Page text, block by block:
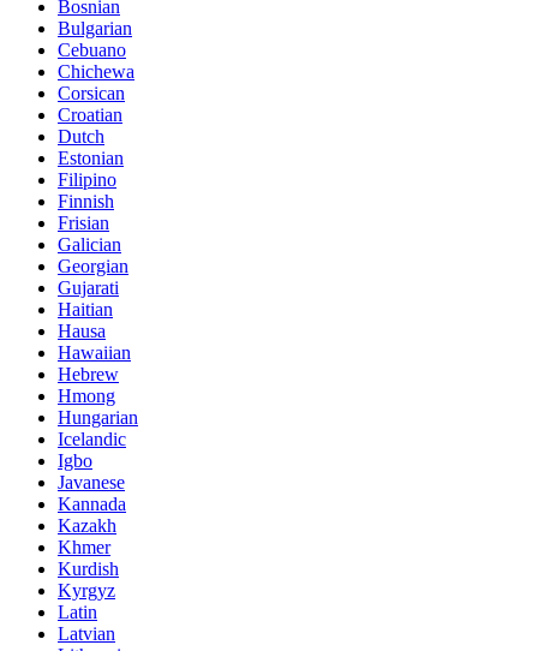
Bosnian
Bulgarian
Cebuano
Chichewa
Corsican
Croatian
Dutch
Estonian
Filipino
Finnish
Frisian
Galician
Georgian
Gujarati
Haitian
Hausa
Hawaiian
Hebrew
Hmong
Hungarian
Icelandic
Igbo
Javanese
Kannada
Kazakh
Khmer
Kurdish
Kyrgyz
Latin
Latvian